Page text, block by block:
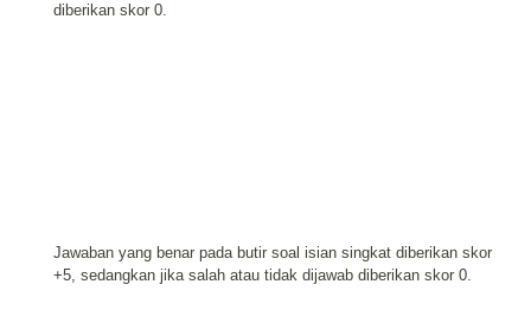
diberikan skor 0.
Jawaban yang benar pada butir soal isian singkat diberikan skor
+5, sedangkan jika salah atau tidak dijawab diberikan skor 0.